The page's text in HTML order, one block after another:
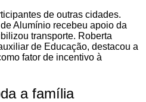
de outras cidades.
Alumínio recebeu apoio da
transporte. Roberta
de Educação, destacou a
fator de incentivo à
a família